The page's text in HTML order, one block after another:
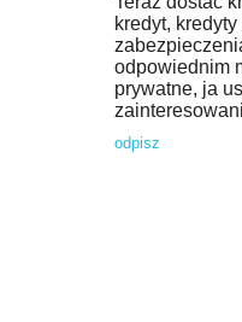
kredyt,
odpowiednim
prywatne, ja
odpisz